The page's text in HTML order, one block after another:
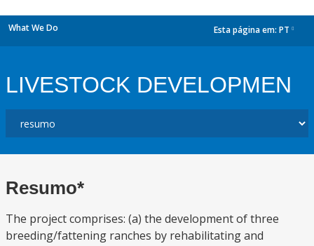
What We Do Esta página em: PT
LIVESTOCK DEVELOPMEN
Resumo*
The project comprises: (a) the development of three
breeding/fattening ranches by rehabilitating and